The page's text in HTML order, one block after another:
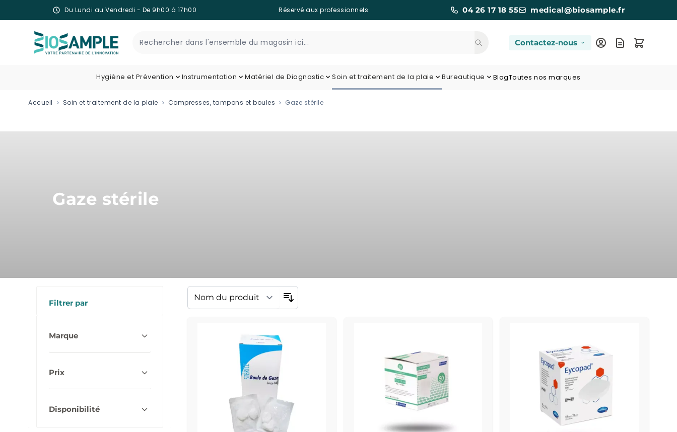
Du Lundi au Vendredi - De 9h00 à 17h00 Réservé aux professionnels 04 26 17 18 55
medical@biosample.fr
Contactez-nous
Hygiène et Prévention Instrumentation Matériel de Diagnostic Soin et traitement de la plaie Bureautique BlogToutes nos marques
Accueil Soin et traitement de la plaie Compresses, tampons et boules Gaze stérile
Gaze stérile
Filtrer par
Marque
Prix
Disponibilité